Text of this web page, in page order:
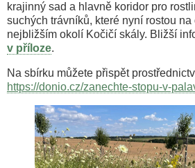
krajinný sad a hlavně koridor pro
suchých trávníků, které nyní rostou
nejbližším okolí Kočičí skály. Bližší
v příloze.
Na sbírku můžete přispět
https://donio.cz/zanechte-stopu-v-